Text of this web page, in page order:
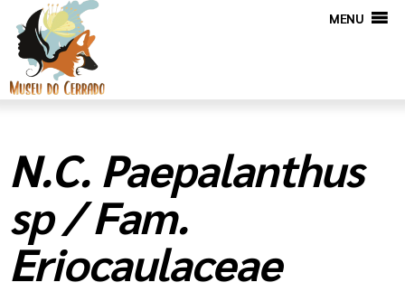
MENU
N.C. Paepalanthus
sp / Fam.
Eriocaulaceae